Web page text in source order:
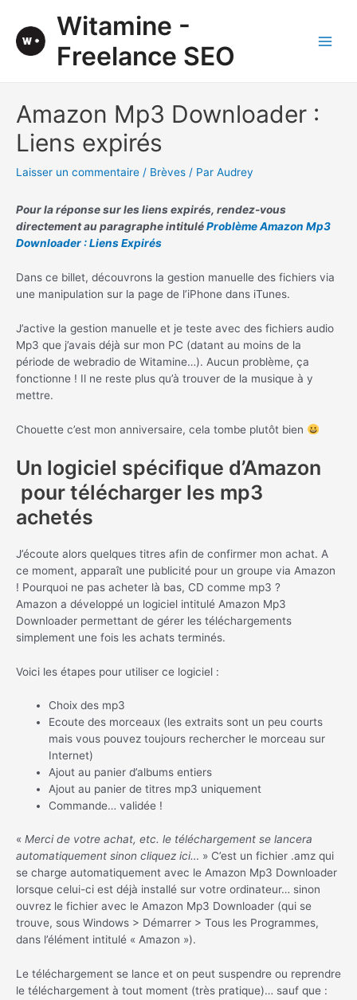
contenu
Witamine -
Freelance SEO
Amazon Mp3 Downloader :
Liens expirés
Laisser un commentaire / Brèves / Par Audrey
Pour la réponse sur les liens expirés, rendez-vous
directement au paragraphe intituléProblème Amazon Mp3
Downloader : Liens Expirés
Dans ce billet, découvrons la gestion manuelle des fichiers via
une manipulation sur la page de l’iPhone dans iTunes.
J’active la gestion manuelle et je teste avec des fichiers audio
Mp3 que j’avais déjà sur mon PC (datant au moins de la
période de webradio de Witamine…). Aucun problème, ça
fonctionne ! Il ne reste plus qu’à trouver de la musique à y
mettre.
Chouette c’est mon anniversaire, cela tombe plutôt bien
Un logiciel spécifique d’Amazon
pour télécharger les mp3
achetés
J’écoute alors quelques titres afin de confirmer mon achat. A
ce moment, apparaît une publicité pour un groupe via Amazon
! Pourquoi ne pas acheter là bas, CD comme mp3 ?
Amazon a développé un logiciel intitulé Amazon Mp3
Downloader permettant de gérer les téléchargements
simplement une fois les achats terminés.
Voici les étapes pour utiliser ce logiciel :
Choix des mp3
Ecoute des morceaux (les extraits sont un peu courts
mais vous pouvez toujours rechercher le morceau sur
Internet)
Ajout au panier d’albums entiers
Ajout au panier de titres mp3 uniquement
Commande… validée !
« Merci de votre achat, etc. le téléchargement se lancera
automatiquement sinon cliquez ici… » C’est un fichier .amz qui
se charge automatiquement avec le Amazon Mp3 Downloader
lorsque celui-ci est déjà installé sur votre ordinateur… sinon
ouvrez le fichier avec le Amazon Mp3 Downloader (qui se
trouve, sous Windows > Démarrer > Tous les Programmes,
dans l’élément intitulé « Amazon »).
Le téléchargement se lance et on peut suspendre ou reprendre
le téléchargement à tout moment (très pratique)… sauf que :